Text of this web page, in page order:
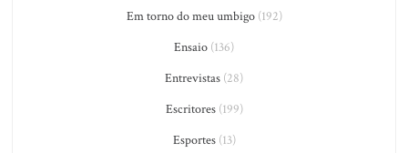
Em torno do meu umbigo(192)
Ensaio (136)
Entrevistas (28)
Escritores(199)
Esportes(13)